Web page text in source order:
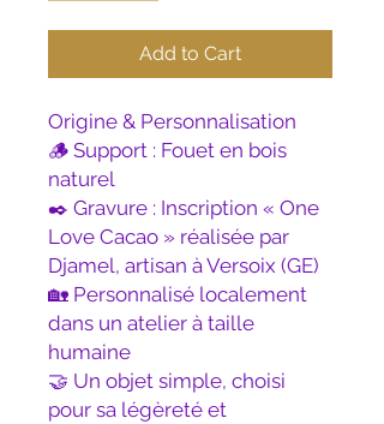
Add to Cart
Origine & Personnalisation
🪵 Support : Fouet en bois
naturel
✒️ Gravure : Inscription « One
Love Cacao » réalisée par
Djamel, artisan à Versoix (GE)
🏡 Personnalisé localement
dans un atelier à taille
humaine
🤝 Un objet simple, choisi
pour sa légèreté et